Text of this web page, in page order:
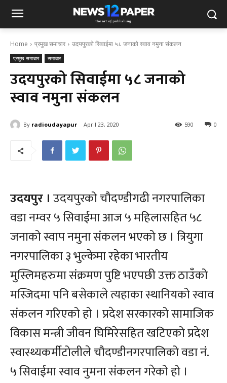
Home प्रमुख समाचार उदयपुरको सिवाईमा ५८ जनाको स्वाव नमुना संकलन
प्रमुख समाचार समाचार
उदयपुरको सिवाईमा ५८ जनाको
स्वाव नमुना संकलन
By radioudayapur April 23, 2020 0
590
उदयपुर । उदयपुरको चौदण्डीगढी नगरपालिका
वडा नम्वर ५ सिवाईमा आज ५ महिलासहित ५८
जनाको स्वाप नमुना संकलन भएको छ । त्रियुगा
नगरपालिका ३ भुल्केमा रहेका भारतीय
मुस्लिमहरुमा संक्रमण पुष्टि भएपछी उक्त ठाउँको
मस्जिदमा पनि बसेकाले त्यहाका स्थानियको स्वाव
संकलन गरिएको हो । प्रदेश सरकारको सामाजिक
विकास मन्त्री जीवन घिमिरेसहित खटिएको प्रदेश
स्वास्थ्यकर्मीटोलीले चौदण्डीनगरपालिको वडा नं.
५ सिवाईमा स्वाव नुमना संकलन गरेको हो ।